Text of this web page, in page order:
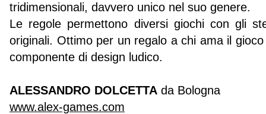
tridimensionali, davvero unico nel suo genere.
Le regole permettono diversi giochi con gli
originali. Ottimo per un regalo a chi ama il
componente di design ludico.
ALESSANDRO DOLCETTA da Bologna
www.alex-games.com